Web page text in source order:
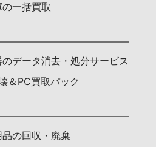
一括買取
データ消去・処分サービス
＆PC買取パック
の回収・廃棄